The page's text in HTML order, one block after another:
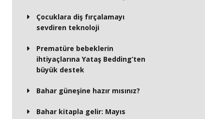
Çocuklara diş fırçalamayı
sevdiren teknoloji
Prematüre bebeklerin
ihtiyaçlarına Yataş Bedding’ten
büyük destek
Bahar güneşine hazır mısınız?
Bahar kitapla gelir: Mayıs